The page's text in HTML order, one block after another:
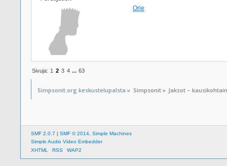
Orie
Sivuja: 1 2 3 4 ... 63
Simpsonit.org keskustelupalsta » Simpsonit» Jaksot –
SMF 2.0.7 | SMF © 2014 Simple Machines
Simple Audio Video Embedder
XHTML
RSS WAP2